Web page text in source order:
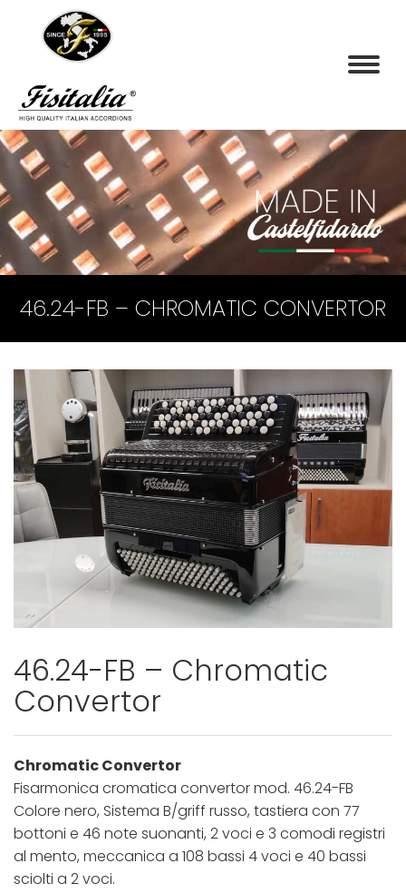
46.24-FB – CHROMATIC CONVERTOR
46.24-FB – Chromatic
Convertor
Chromatic Convertor
Fisarmonica cromatica convertor mod. 46.24-FB
Colore nero, Sistema B/griff russo, tastiera con 77
bottoni e 46 note suonanti, 2 voci e 3 comodi registri
al mento, meccanica a 108 bassi 4 voci e 40 bassi
sciolti a 2 voci.